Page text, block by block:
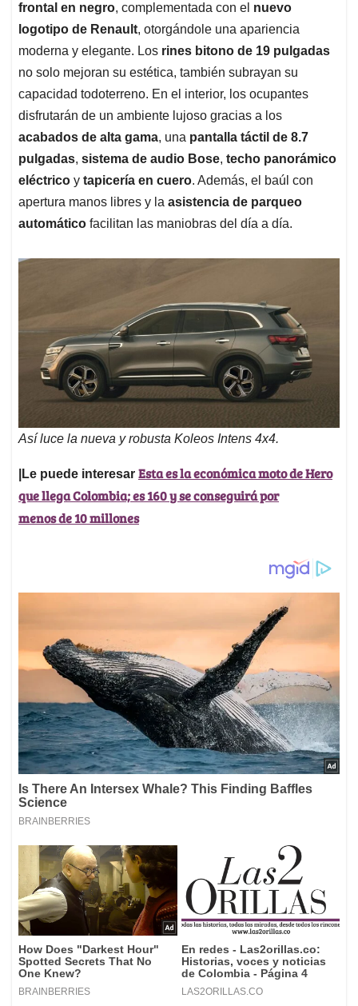
frontal en negro, complementada con el nuevo
logotipo de Renault, otorgándole una apariencia
moderna y elegante. Los rines bitono de 19 pulgadas
no solo mejoran su estética, también subrayan su
capacidad todoterreno. En el interior, los ocupantes
disfrutarán de un ambiente lujoso gracias a los
acabados de alta gama, una pantalla táctil de 8.7
pulgadas, sistema de audio Bose, techo panorámico
eléctrico y tapicería en cuero. Además, el baúl con
apertura manos libres y la asistencia de parqueo
automático facilitan las maniobras del día a día.
Así luce la nueva y robusta Koleos Intens 4x4.
|Le puede interesar Esta es la económica moto de Hero
que llega Colombia; es 160 y se conseguirá por
menos de 10 millones